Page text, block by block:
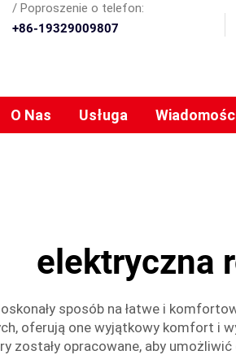
/ Poproszenie o telefon:
+86-19329009807
O Nas Usługa
elektryczna
sposób na łatwe i
oferują one wyjątkowy komfort i
zostały opracowane, aby